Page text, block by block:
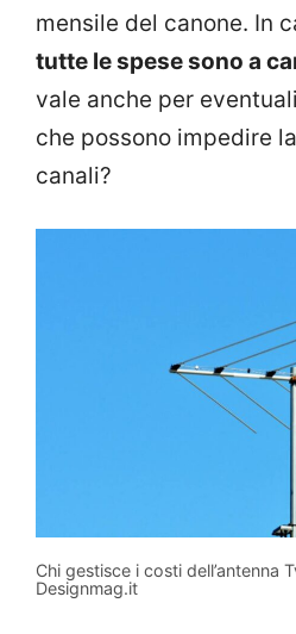
mensile del canone. In
tutte le spese sono a
vale anche per
che possono impedire
canali?
Chi gestisce i costi dell’antenna
Designmag.it